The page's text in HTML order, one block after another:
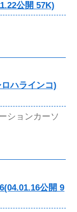
公開 57K)
ハラインコ)
ションカーソ
公開 9